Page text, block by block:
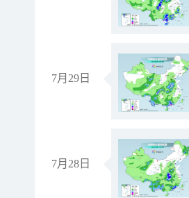
7月29日
7月28日